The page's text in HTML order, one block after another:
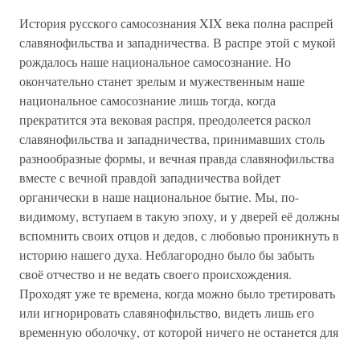
История русского самосознания XIX века полна распрей
славянофильства и западничества. В распре этой с мукой
рождалось наше национальное самосознание. Но
окончательно станет зрелым и мужественным наше
национальное самосознание лишь тогда, когда
прекратится эта вековая распря, преодолеется раскол
славянофильства и западничества, принимавших столь
разнообразные формы, и вечная правда славянофильства
вместе с вечной правдой западничества войдет
органически в наше национальное бытие. Мы, по-
видимому, вступаем в такую эпоху, и у дверей её должны
вспомнить своих отцов и дедов, с любовью проникнуть в
историю нашего духа. Неблагородно было бы забыть
своё отчество и не ведать своего происхождения.
Проходят уже те времена, когда можно было третировать
или игнорировать славянофильство, видеть лишь его
временную оболочку, от которой ничего не останется для